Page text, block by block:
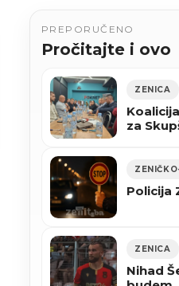
PREPORUČENO
Pročitajte i ovo
ZENICA
za
Policija
ZENICA
Nihad